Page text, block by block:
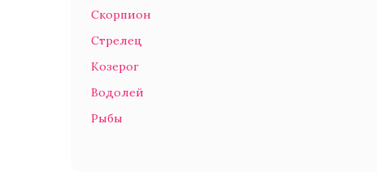
Скорпион
Стрелец
Козерог
Водолей
Рыбы